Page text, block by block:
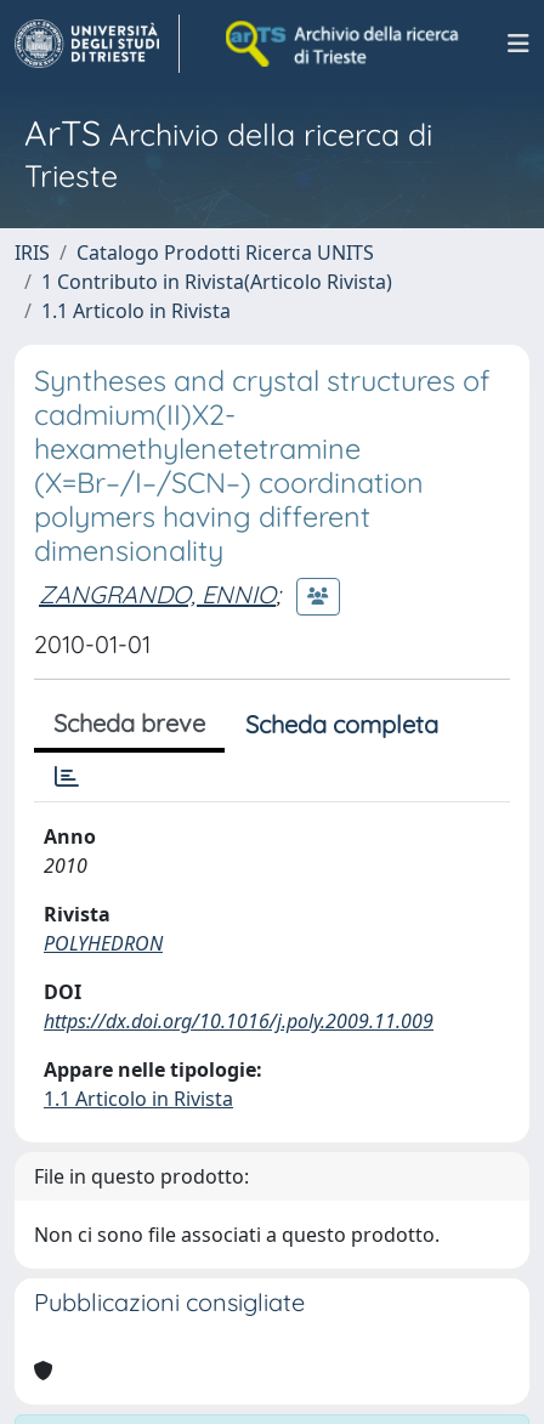
ArTS Archivio della ricerca di
Trieste
IRIS
Catalogo Prodotti Ricerca UNITS
1 Contributo in Rivista(Articolo Rivista)
1.1 Articolo in Rivista
Syntheses and crystal structures of
cadmium(II)X2-
hexamethylenetetramine
(X=Br–/I–/SCN–) coordination
polymers having different
dimensionality
ZANGRANDO, ENNIO;
2010-01-01
Scheda breve Scheda completa
Anno
2010
Rivista
POLYHEDRON
DOI
https://dx.doi.org/10.1016/j.poly.2009.11.009
Appare nelle tipologie:
1.1 Articolo in Rivista
File in questo prodotto:
Non ci sono file associati a questo prodotto.
Pubblicazioni consigliate